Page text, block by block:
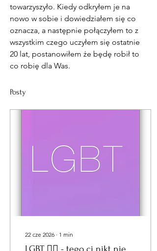
towarzyszyło. Kiedy odkryłem je na
nowo w sobie i dowiedziałem się co
oznacza, a następnie połączyłem to z
wszystkim czego uczyłem się ostatnie
20 lat, postanowiłem że będę robił to
co robię dla Was.
Posty
22 cze 2026 ∙ 1 min